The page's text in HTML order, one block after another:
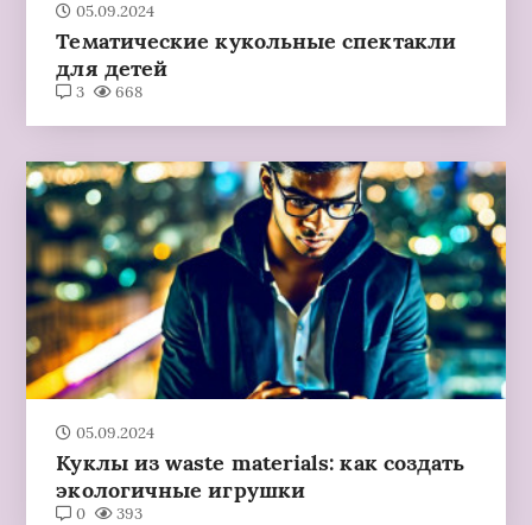
05.09.2024
Тематические кукольные спектакли
для детей
3 668
05.09.2024
Куклы из waste materials: как создать
экологичные игрушки
0 393